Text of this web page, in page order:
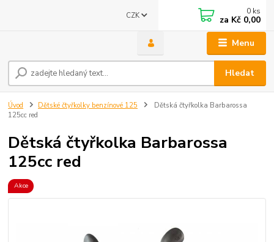
Menu
CZK
Hledat
0 ks
za Kč 0,00
Úvod Dětské čtyřkolky benzínové 125
Dětská čtyřkolka Barbarossa
125cc red
Dětská čtyřkolka Barbarossa
125cc red
Akce